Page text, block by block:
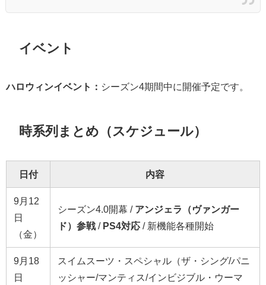
イベント
ハロウィンイベント： シーズン4期間中に開催予定です。
時系列まとめ（スケジュール）
日付 内容
9月12
日
（金）
シーズン4.0開幕 / アンジェラ（ヴァンガー
ド）参戦/ PS4対応 / 新機能各種開始
9月18
日
スイムスーツ・スペシャル（ザ・シング/パニ
ッシャー/マンティス/インビジブル・ウーマ